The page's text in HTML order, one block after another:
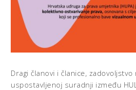
Dragi članovi i članice,
uspostavljenoj suradnji između